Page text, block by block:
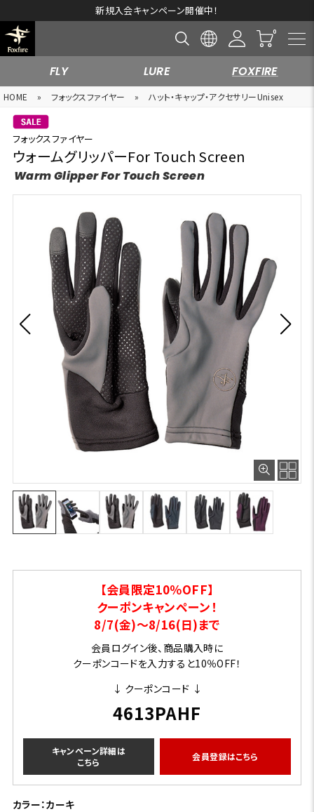
新規入会キャンペーン開催中！
FLY LURE FOXFIRE
HOME » フォックスファイヤー » ハット・キャップ・アクセサリーUnisex
フォックスファイヤー
ウォームグリッパーFor Touch Screen
Warm Glipper For Touch Screen
【会員限定10％OFF】
クーポンキャンペーン！
8/7(金)～8/16(日)まで
会員ログイン後、商品購入時に
クーポンコードを入力すると10％OFF！
↓ クーポンコード ↓
4613PAHF
キャンペーン詳細は
こちら
会員登録はこちら
カラー：カーキ